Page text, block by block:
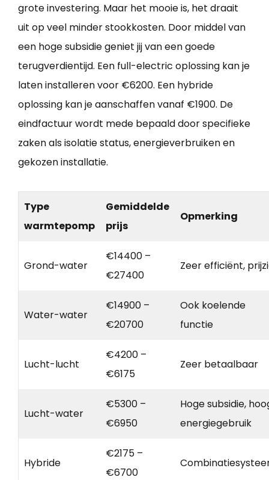
grote investering. Maar het mooie is, het draait
uit op veel minder stookkosten. Door middel van
een hoge subsidie geniet jij van een goede
terugverdientijd. Een full-electric oplossing kan je
laten installeren voor €6200. Een hybride
oplossing kan je aanschaffen vanaf €1900. De
eindfactuur wordt mede bepaald door specifieke
zaken als isolatie status, energieverbruiken en
gekozen installatie.
Type
warmtepomp
Gemiddelde
prijs
Opmerking
Grond-water
€14400 –
€27400
Zeer efficiënt,
Water-water
€14900 –
€20700
Ook koelende
functie
Lucht-lucht
€4200 –
€6175
Zeer betaalbaar
Lucht-water
€5300 –
€6950
Hoge subsidie,
energiegebruik
Hybride
€2175 –
€6700